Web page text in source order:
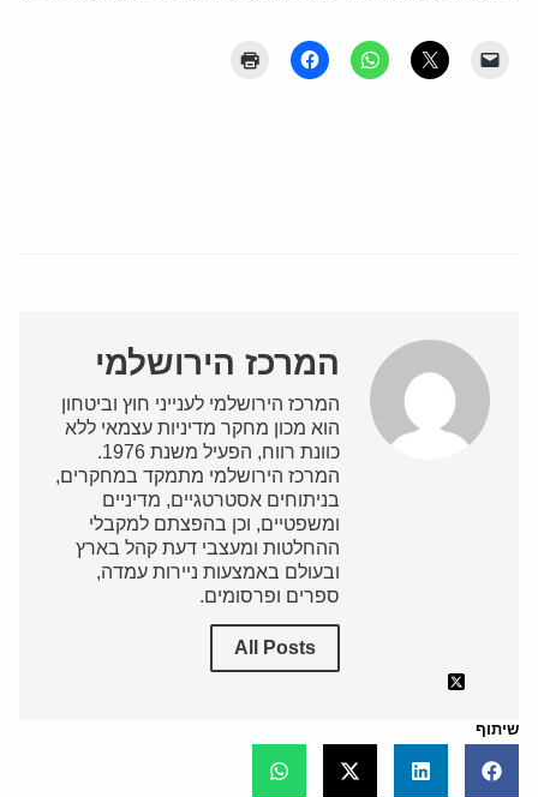
המרכז הירושלמי
המרכז הירושלמי לענייני חוץ וביטחון
הוא מכון מחקר מדיניות עצמאי ללא
כוונת רווח, הפעיל משנת 1976.
המרכז הירושלמי מתמקד במחקרים,
בניתוחים אסטרטגיים, מדיניים
ומשפטיים, וכן בהפצתם למקבלי
ההחלטות ומעצבי דעת קהל בארץ
ובעולם באמצעות ניירות עמדה,
ספרים ופרסומים.
All Posts
שיתוף